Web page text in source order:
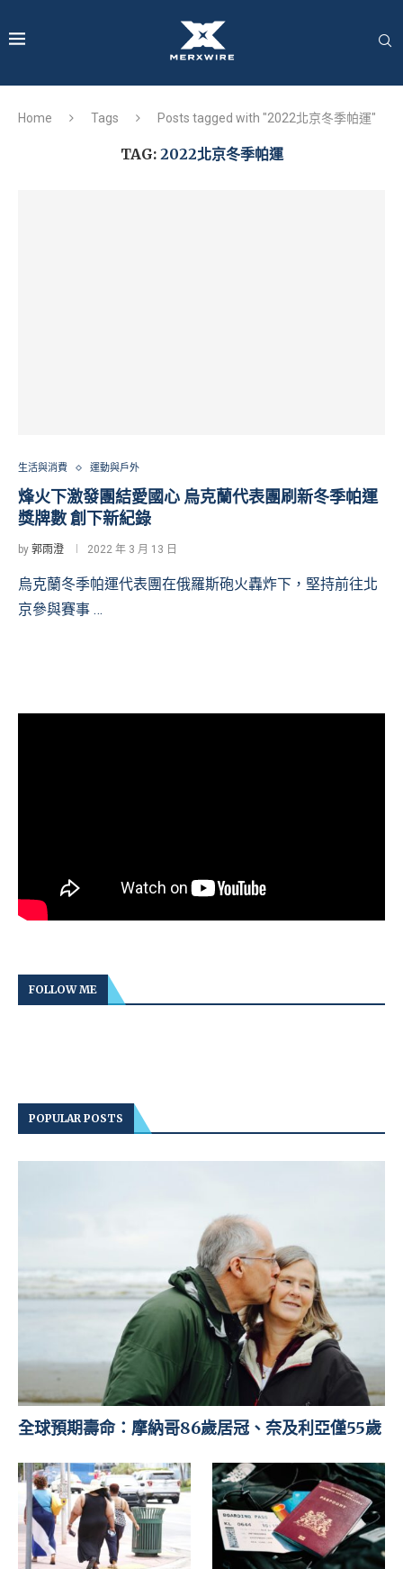
Home Tags Posts tagged with "2022北京冬季帕運"
TAG: 2022北京冬季帕運
生活與消費 運動與戶外
烽火下激發團結愛國心 烏克蘭代表團刷新冬季帕運
獎牌數 創下新紀錄
by 郭雨澄 2022 年 3 月 13 日
烏克蘭冬季帕運代表團在俄羅斯砲火轟炸下，堅持前往北
京參與賽事 …
FOLLOW ME
POPULAR POSTS
全球預期壽命：摩納哥86歲居冠、奈及利亞僅55歲